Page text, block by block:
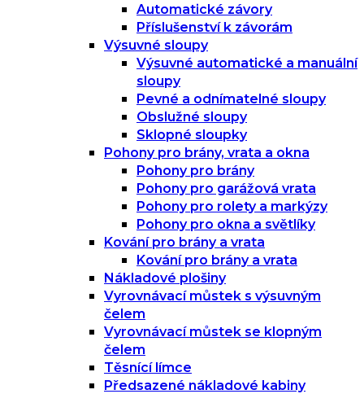
Automatické závory
Příslušenství k závorám
Výsuvné sloupy
Výsuvné automatické a manuální
sloupy
Pevné a odnímatelné sloupy
Obslužné sloupy
Sklopné sloupky
Pohony pro brány, vrata a okna
Pohony pro brány
Pohony pro garážová vrata
Pohony pro rolety a markýzy
Pohony pro okna a světlíky
Kování pro brány a vrata
Kování pro brány a vrata
Nákladové plošiny
Vyrovnávací můstek s výsuvným
čelem
Vyrovnávací můstek se klopným
čelem
Těsnící límce
Předsazené nákladové kabiny